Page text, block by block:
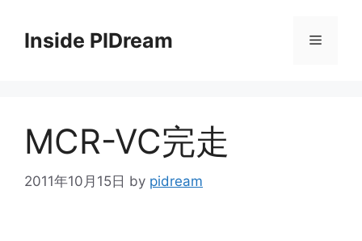
Inside PIDream メ
MCR-VC完走
2011年10月15日 by pidream